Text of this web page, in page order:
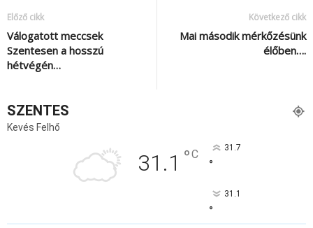
Előző cikk
Válogatott meccsek
Szentesen a hosszú
hétvégén…
Következő cikk
Mai második mérkőzésünk
élőben….
SZENTES
Kevés Felhő
31.1 °C 31.7
°
31.1
°